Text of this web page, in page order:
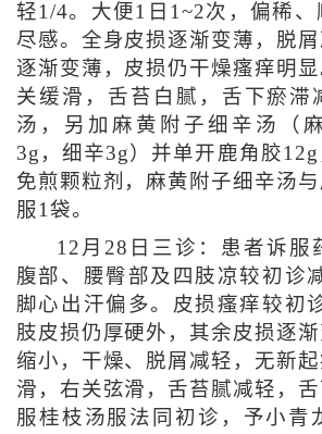
轻1/4。大便1日1~2次，偏稀
尽感。全身皮损逐渐变薄，脱
逐渐变薄，皮损仍干燥瘙痒明
关缓滑，舌苔白腻，舌下瘀滞
汤，另加麻黄附子细辛汤（
3g，细辛3g）并单开鹿角胶
免煎颗粒剂，麻黄附子细辛汤
服1袋。
12月28日三诊：患者诉服
腹部、腰臀部及四肢凉较初诊
脚心出汗偏多。皮损瘙痒较初
肢皮损仍厚硬外，其余皮损逐
缩小，干燥、脱屑减轻，无新
滑，右关弦滑，舌苔腻减轻，
服桂枝汤服法同初诊，予小青